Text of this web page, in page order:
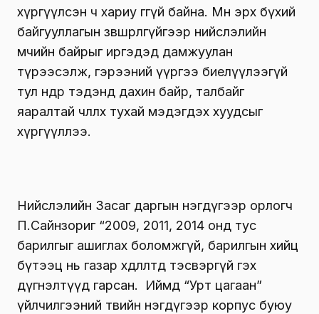
хүргүүлсэн ч хариу өгөөгүй байна. Мөн эрх бүхий
байгууллагын зөвшөөрөлгүйгээр нийслэлийн
өмчийн байрыг иргэдэд дамжуулан
түрээсэлж, гэрээний үүргээ биелүүлээгүй
тул өнөөдөр тэдэнд дахин байр, талбайг
яаралтай чөлөөлөх тухай мэдэгдэх хуудсыг
хүргүүллээ.
Нийслэлийн Засаг даргын нэгдүгээр орлогч
П.Сайнзориг “2009, 2011, 2014 онд тус
барилгыг ашиглах боломжгүй, барилгын хийц
бүтээц нь газар хөдлөлтөд тэсвэргүй гэх
дүгнэлтүүд гарсан. Иймд “Урт цагаан”
үйлчилгээний төвийн нэгдүгээр корпус буюу